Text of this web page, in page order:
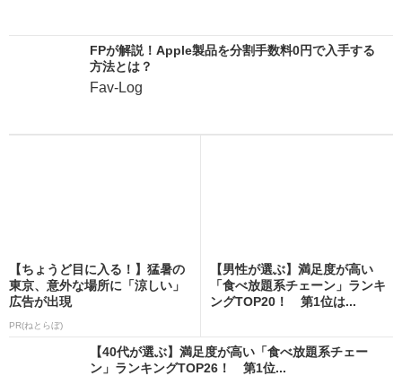
FPが解説！Apple製品を分割手数料0円で入手する
方法とは？
Fav-Log
【ちょうど目に入る！】猛暑の
東京、意外な場所に「涼しい」
広告が出現
PR(ねとらぼ)
【男性が選ぶ】満足度が高い
「食べ放題系チェーン」ランキ
ングTOP20！ 第1位は...
【40代が選ぶ】満足度が高い「食べ放題系チェー
ン」ランキングTOP26！ 第1位...